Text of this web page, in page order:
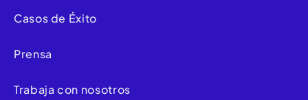
Casos de Éxito
Prensa
Trabaja con nosotros